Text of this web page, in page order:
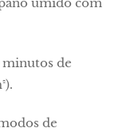
minutos de
de